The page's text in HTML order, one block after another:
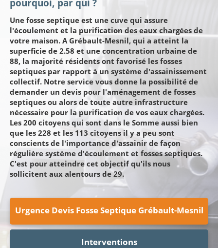
pourquoi, par qui ?
Une fosse septique est une cuve qui assure
l'écoulement et la purification des eaux chargées de
votre maison. A Grébault-Mesnil, qui a atteint la
superficie de 2.58 et une concentration urbaine de
88, la majorité résidents ont favorisé les fosses
septiques par rapport à un système d'assainissement
collectif. Notre service vous donne la possibilité de
demander un devis pour l'aménagement de fosses
septiques ou alors de toute autre infrastructure
nécessaire pour la purification de vos eaux chargées.
Les 200 citoyens qui sont dans le Somme aussi bien
que les 228 et les 113 citoyens il y a peu sont
conscients de l'importance d'assainir de façon
régulière système d'écoulement et fosses septiques.
C'est pour atteindre cet objectif qu'ils nous
sollicitent aux alentours de 29.
Urgence Devis Fosse Septique Grébault-Mesnil
Interventions